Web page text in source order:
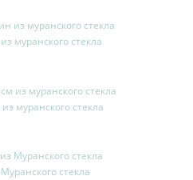
муранского стекла
муранского стекла
стекла